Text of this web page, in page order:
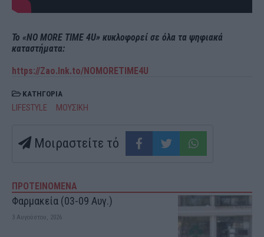
Το «NO MORE TIME 4U» κυκλοφορεί σε όλα τα ψηφιακά
καταστήματα:
https://Zao.lnk.to/NOMORETIME4U
ΚΑΤΗΓΟΡΙΑ
LIFESTYLE ΜΟΥΣΙΚΗ
Μοιραστείτε τό
ΠΡΟΤΕΙΝΟΜΕΝΑ
Φαρμακεία (03-09 Αυγ.)
3 Αυγούστου, 2026